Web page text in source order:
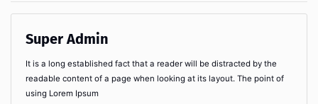
Super Admin
It is a long established fact that a reader will be distracted by the
readable content of a page when looking at its layout. The point of
using Lorem Ipsum